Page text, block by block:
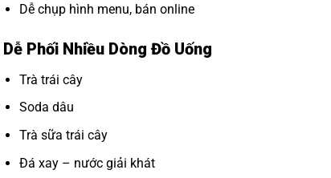
Dễ chụp hình menu, bán online
Dễ Phối Nhiều Dòng Đồ Uống
Trà trái cây
Soda dâu
Trà sữa trái cây
Đá xay – nước giải khát